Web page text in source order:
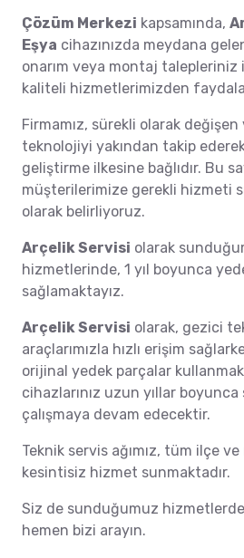
Çözüm Merkezi kapsamında,
Eşya cihazınızda meydana
onarım veya montaj talepleriniz
kaliteli hizmetlerimizden
Firmamız, sürekli olarak
teknolojiyi yakından takip
geliştirme ilkesine bağlıdır. Bu
müşterilerimize gerekli hizmeti
olarak belirliyoruz.
Arçelik Servisi olarak
hizmetlerinde, 1 yıl boyunca
sağlamaktayız.
Arçelik Servisi olarak, gezici
araçlarımızla hızlı erişim
orijinal yedek parçalar
cihazlarınız uzun yıllar
çalışmaya devam edecektir.
Teknik servis ağımız, tüm ilçe
kesintisiz hizmet sunmaktadır.
Siz de sunduğumuz
hemen bizi arayın.